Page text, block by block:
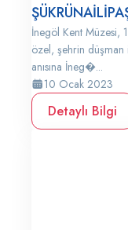
İnegöl Kent Müzesi,
özel, şehrin düşman
anısına İneg�...
10 Ocak 2023
Detaylı Bilgi